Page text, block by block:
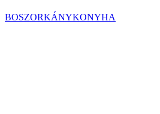
BOSZORKÁNYKONYHA